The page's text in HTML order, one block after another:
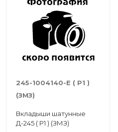
245-1004140-Е ( Р1 )
(ЗМЗ)
Вкладыши шатунные
Д-245 ( Р1 ) (ЗМЗ)